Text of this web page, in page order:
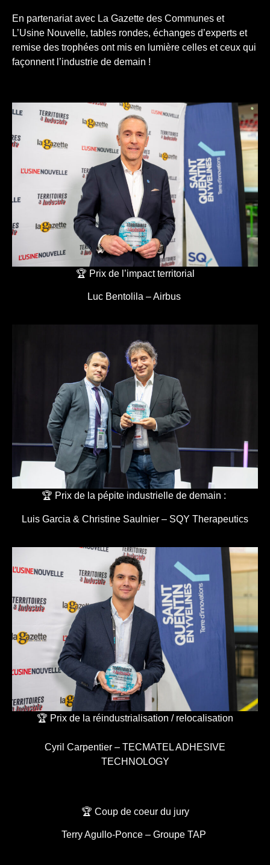
En partenariat avec La Gazette des Communes et
L’Usine Nouvelle, tables rondes, échanges d’experts et
remise des trophées ont mis en lumière celles et ceux qui
façonnent l’industrie de demain !
🏆 Prix de l’impact territorial
Luc Bentolila – Airbus
🏆 Prix de la pépite industrielle de demain :
Luis Garcia & Christine Saulnier – SQY Therapeutics
🏆 Prix de la réindustrialisation / relocalisation
Cyril Carpentier – TECMATEL ADHESIVE
TECHNOLOGY
🏆 Coup de coeur du jury
Terry Agullo-Ponce – Groupe TAP